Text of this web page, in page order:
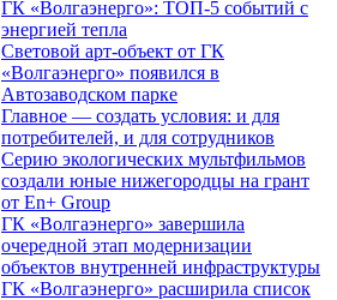
ГК «Волгаэнерго»: ТОП-5 событий с
энергией тепла
Световой арт-объект от ГК
«Волгаэнерго» появился в
Автозаводском парке
Главное — создать условия: и для
потребителей, и для сотрудников
Серию экологических мультфильмов
создали юные нижегородцы на грант
от En+ Group
ГК «Волгаэнерго» завершила
очередной этап модернизации
объектов внутренней инфраструктуры
ГК «Волгаэнерго» расширила список